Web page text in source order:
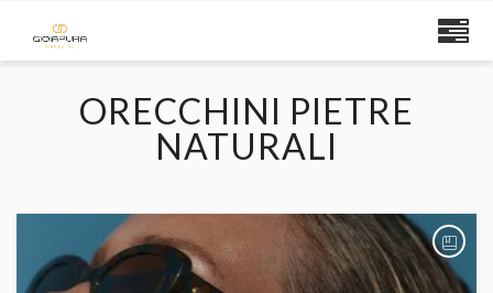
ORECCHINI PIETRE
NATURALI